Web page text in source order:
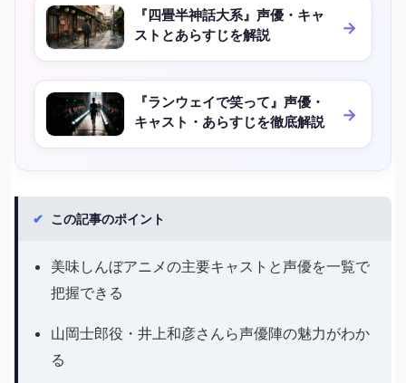
『四畳半神話大系』声優・キャ
ストとあらすじを解説
『ランウェイで笑って』声優・
キャスト・あらすじを徹底解説
✔ この記事のポイント
美味しんぼアニメの主要キャストと声優を一覧で
把握できる
山岡士郎役・井上和彦さんら声優陣の魅力がわか
る